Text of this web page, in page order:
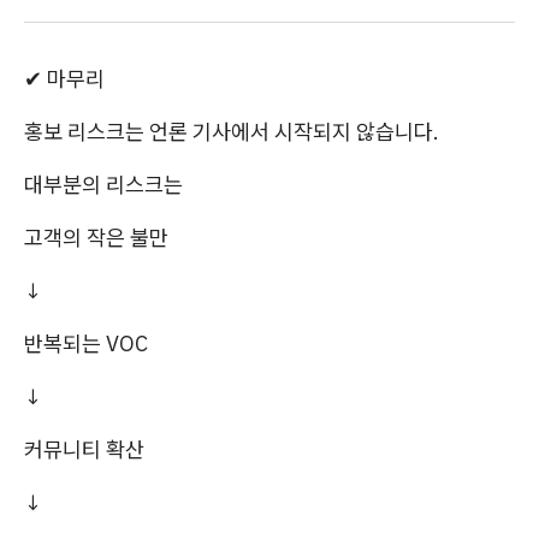
✔ 마무리
홍보 리스크는 언론 기사에서 시작되지 않습니다.
대부분의 리스크는
고객의 작은 불만
↓
반복되는 VOC
↓
커뮤니티 확산
↓